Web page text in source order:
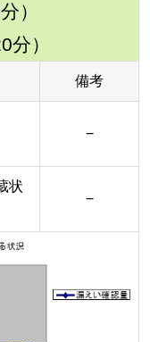
）
分）
備考
−
状
−